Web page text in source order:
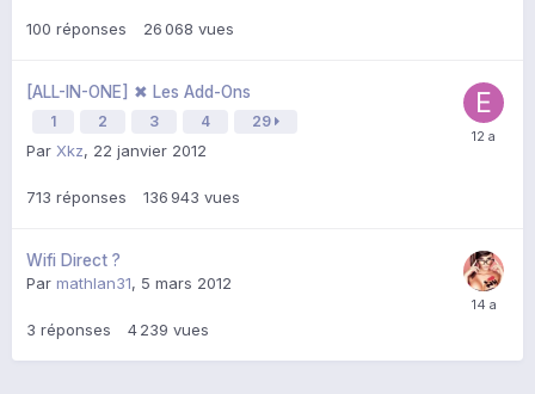
100 réponses 26 068 vues
[ALL-IN-ONE] ✖ Les Add-Ons
1 2 3 4 29
Par Xkz, 22 janvier 2012
713 réponses 136 943 vues
Wifi Direct ?
Par mathlan31, 5 mars 2012
3 réponses 4 239 vues